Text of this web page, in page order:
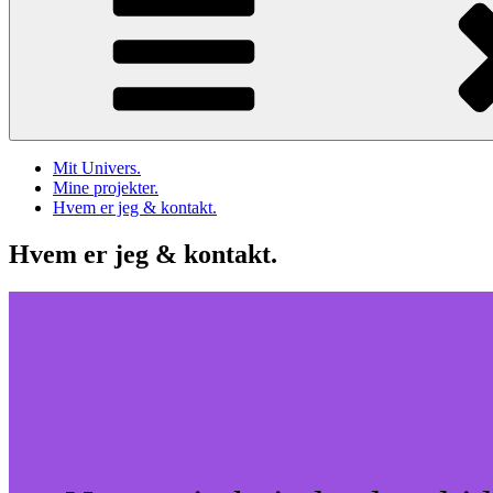
Mit Univers.
Mine projekter.
Hvem er jeg & kontakt.
Hvem er jeg & kontakt.